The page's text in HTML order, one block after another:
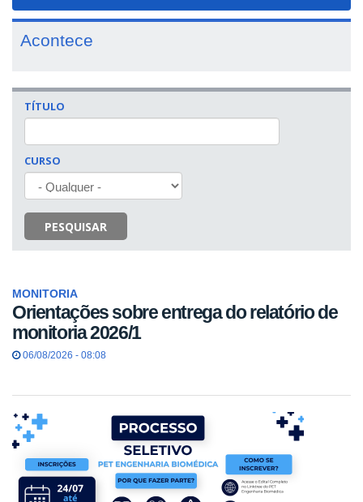
Acontece
TÍTULO
CURSO
PESQUISAR
MONITORIA
Orientações sobre entrega do relatório de
monitoria 2026/1
06/08/2026 - 08:08